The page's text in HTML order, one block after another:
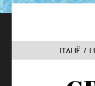
ITALIË /